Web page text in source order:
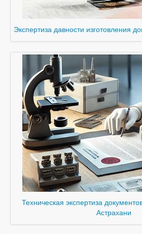
Экспертиза давности изготовления
Техническая экспертиза
Астрахани